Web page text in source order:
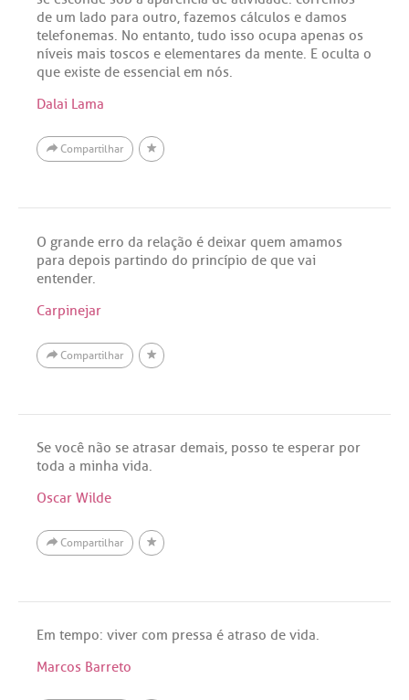
de um lado para outro, fazemos cálculos e damos
telefonemas. No entanto, tudo isso ocupa apenas os
níveis mais toscos e elementares da mente. E oculta o
que existe de essencial em nós.
Dalai Lama
Compartilhar
O grande erro da relação é deixar quem amamos
para depois partindo do princípio de que vai
entender.
Carpinejar
Compartilhar
Se você não se atrasar demais, posso te esperar por
toda a minha vida.
Oscar Wilde
Compartilhar
Em tempo: viver com pressa é atraso de vida.
Marcos Barreto